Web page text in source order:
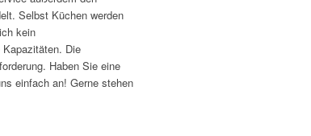
Selbst Küchen werden
kein
Die
Haben Sie eine
einfach an! Gerne stehen